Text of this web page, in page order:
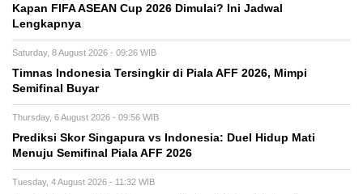
Kapan FIFA ASEAN Cup 2026 Dimulai? Ini Jadwal
Lengkapnya
Saturday, 8 August 2026 - 09:26 WIB
Timnas Indonesia Tersingkir di Piala AFF 2026, Mimpi
Semifinal Buyar
Thursday, 6 August 2026 - 09:56 WIB
Prediksi Skor Singapura vs Indonesia: Duel Hidup Mati
Menuju Semifinal Piala AFF 2026
Tuesday, 4 August 2026 - 11:32 WIB